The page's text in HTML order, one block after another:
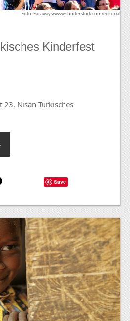
Foto: Faraways/www.shutterstock.com/editorial
Kinderfest
Nisan Türkisches
Save